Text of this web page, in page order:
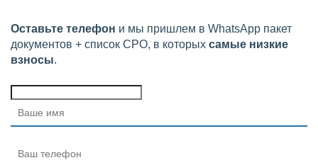
Оставьте телефон и мы пришлем в WhatsApp пакет
документов + список СРО, в которых самые низкие
взносы.